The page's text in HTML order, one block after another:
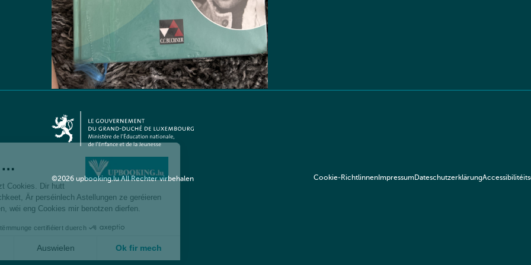
©2026 upbooking.lu All Rechter virbehalen Cookie-Richtlinnen ImpressumDateschutzerklärung